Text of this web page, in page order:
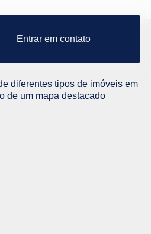
Entrar em contato